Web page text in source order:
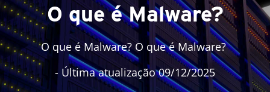
O que é Malware?
O que é Malware? O que é Malware?
- Última atualização 09/12/2025